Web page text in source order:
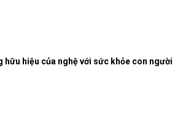
hữu hiệu của nghệ với sức khỏe con người